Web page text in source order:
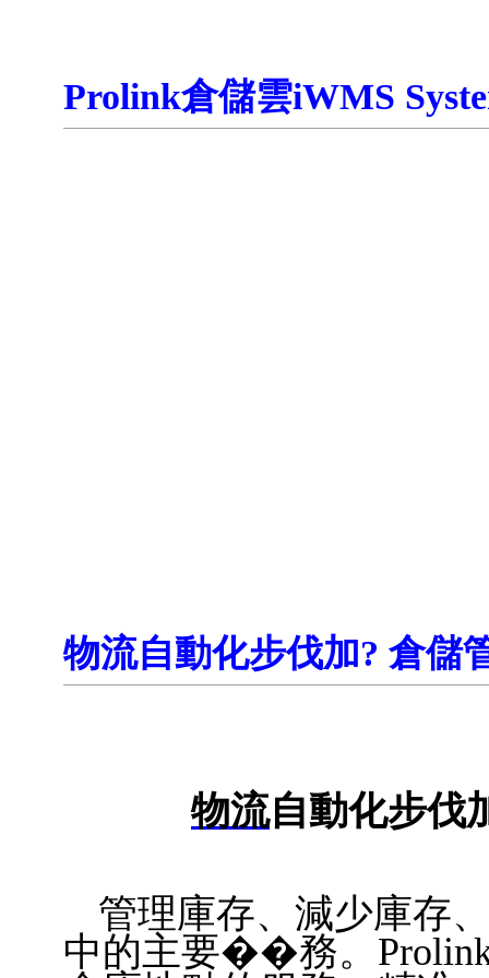
Prolink倉儲雲iWMS
物流自動化步伐加? 倉儲
物流自動化步伐
管理庫存、減少庫存
中的主要��務。